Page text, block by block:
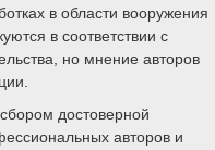
в области вооружения
в соответствии с
но мнение авторов
достоверной
авторов и